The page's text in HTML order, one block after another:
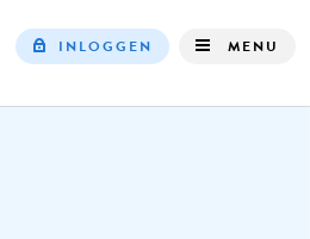
INLOGGEN MENU